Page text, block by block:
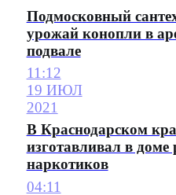
Подмосковный
урожай конопли в
подвале
11:12
19 ИЮЛ
2021
В Краснодарском
изготавливал в
наркотиков
04:11